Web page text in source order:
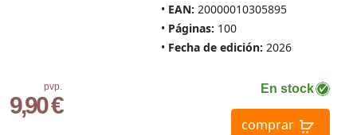
EAN: 20000010305895
Páginas: 100
Fecha de edición: 2026
pvp.
9,90 €
En stock
comprar